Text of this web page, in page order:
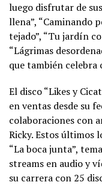
luego disfrutar de
llena”, “Caminando
tejado”, “Tu jardín
“Lágrimas
que también celebra
El disco “Likes y
en ventas desde su
colaboraciones con
Ricky. Estos últimos
“La boca junta”,
streams en audio y
su carrera con 25